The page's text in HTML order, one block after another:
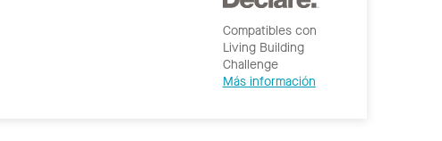
Compatibles con
Living Building
Challenge
Más información